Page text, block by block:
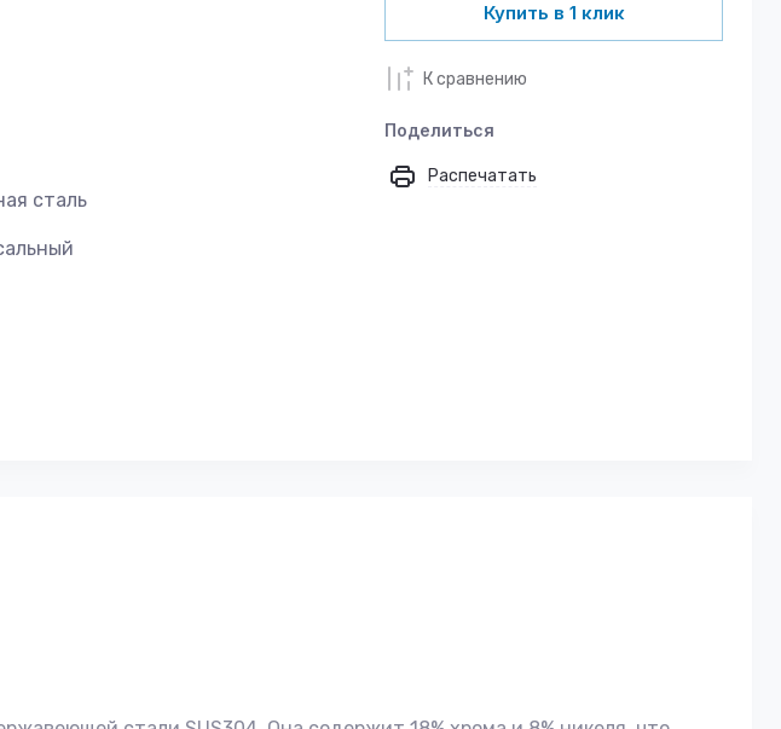
сталь
Купить в 1 клик
К сравнению
Поделиться
Распечатать